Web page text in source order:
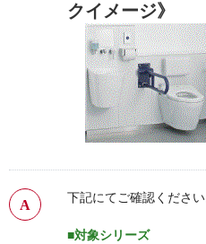
クイメージ》
下記にてご確認ください
■対象シリーズ